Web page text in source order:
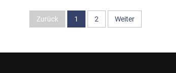
Zurück 1 2 Weiter